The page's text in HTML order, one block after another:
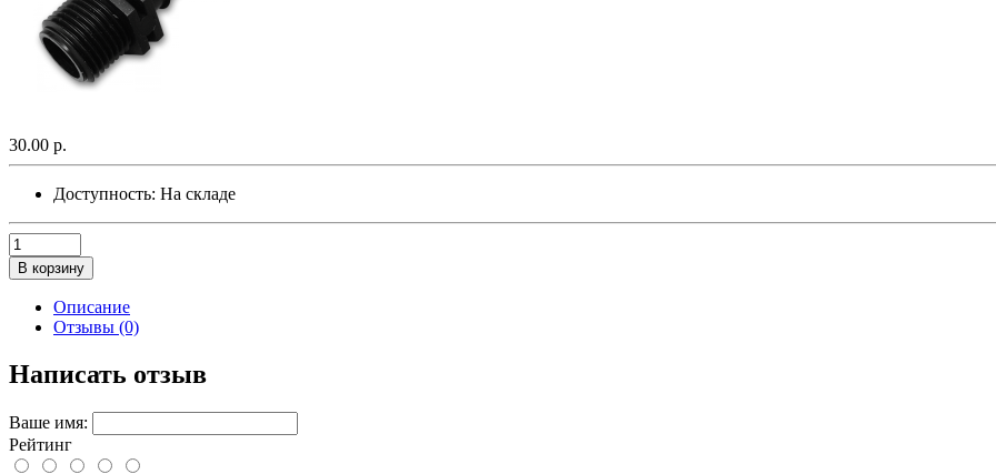
30.00 р.
Доступность: На складе
В корзину
Описание
Отзывы (0)
Написать отзыв
Ваше имя:
Рейтинг